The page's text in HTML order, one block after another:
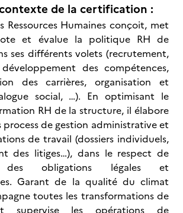
de la certification :
Ressources Humaines conçoit, met
et évalue la politique RH de
ses différents volets (recrutement,
des compétences,
des carrières, organisation et
social, …). En optimisant le
RH de la structure, il élabore
process de gestion administrative et
de travail (dossiers individuels,
des litiges…), dans le respect de
des obligations légales et
Garant de la qualité du climat
toutes les transformations de
supervise les opérations de